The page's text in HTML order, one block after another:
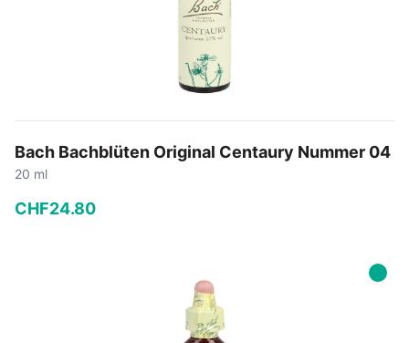
Bach Bachblüten Original Centaury Nummer 04
20 ml
CHF24.80
In den Warenkorb